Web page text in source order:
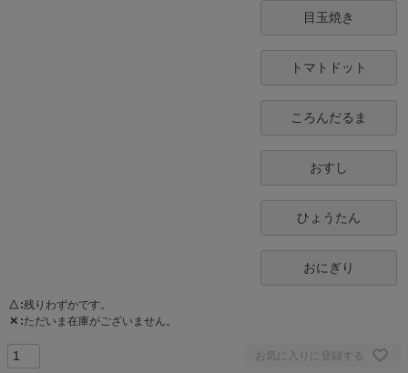
目玉焼き
トマトドット
ころんだるま
おすし
ひょうたん
おにぎり
△ 残りわずかです。
✕ ただいま在庫がございません。
お気に入りに登録する